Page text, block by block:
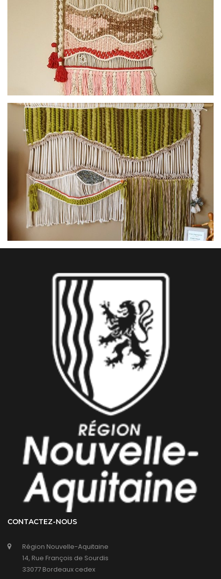
Macramé collection Swati - petit porte bonheur
Macramé collection Sweet mood - rose
Macramé collection Sweet mood - XL vert
CONTACTEZ-NOUS
Région Nouvelle-Aquitaine
14, Rue François de Sourdis
33077 Bordeaux cedex